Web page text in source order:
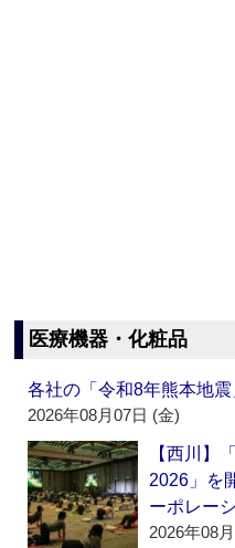
医療機器・化粧品
各社の「令和8年熊本地
2026年08月07日 (金)
【西川】
2026」を
ーポレー
2026年08